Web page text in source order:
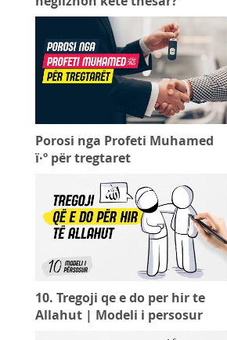
Porosi nga Profeti Muhamed
ï·º për tregtaret
10. Tregoji qe e do per hir te
Allahut | Modeli i persosur